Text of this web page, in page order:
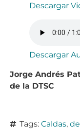
Descargar
Descargar
Jorge Andrés
de la DTSC
Tags: Caldas,